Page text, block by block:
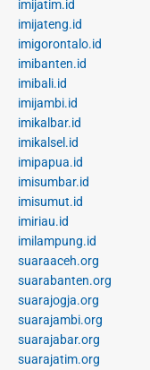
imijatim.id
imijateng.id
imigorontalo.id
imibanten.id
imibali.id
imijambi.id
imikalbar.id
imikalsel.id
imipapua.id
imisumbar.id
imisumut.id
imiriau.id
imilampung.id
suaraaceh.org
suarabanten.org
suarajogja.org
suarajambi.org
suarajabar.org
suarajatim.org